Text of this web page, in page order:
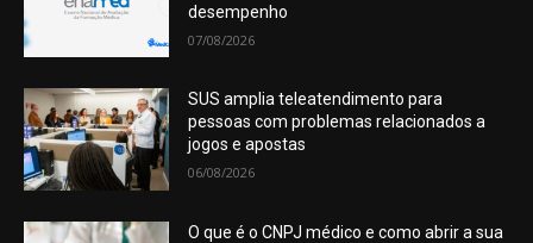
desempenho
07/08/2026
SUS amplia teleatendimento para
pessoas com problemas relacionados a
jogos e apostas
06/08/2026
O que é o CNPJ médico e como abrir a sua